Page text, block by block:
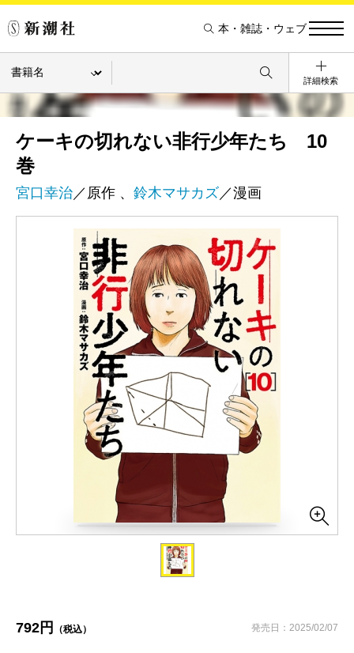
本・雑誌・ウェブ
詳細検索
ケーキの切れない非行少年たち 10
巻
宮口幸治／原作 、 鈴木マサカズ／漫画
792円 （税込） 発売日：2025/02/07